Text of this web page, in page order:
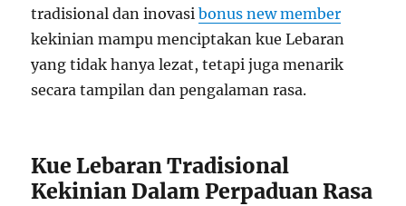
tradisional dan inovasibonus new member
kekinian mampu menciptakan kue Lebaran
yang tidak hanya lezat, tetapi juga menarik
secara tampilan dan pengalaman rasa.
Kue Lebaran Tradisional
Kekinian Dalam Perpaduan Rasa